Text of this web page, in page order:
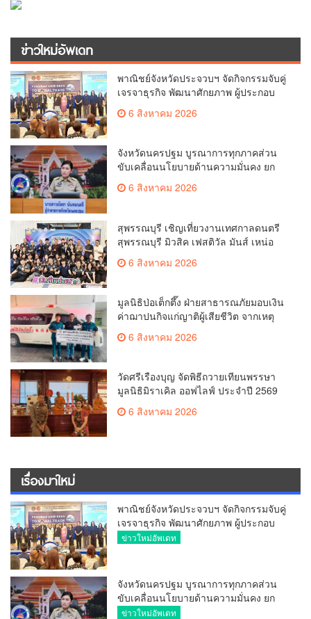
ข่าวใหม่อัพเดท
พาณิชย์จังหวัดประจวบฯ จัดกิจกรรมจับคู่
เจรจาธุรกิจ พัฒนาศักยภาพ ผู้ประกอบ
การ ขยายช่องทางการค้า สู่การค้า
ระหว่างประเทศ
6 สิงหาคม 2026
จังหวัดนครปฐม บูรณาการทุกภาคส่วน
ขับเคลื่อนนโยบายด้านความมั่นคง ยก
ระดับการป้องกันอาชญากรรมทาง
เทคโนโลยี
6 สิงหาคม 2026
สุพรรณบุรี เชิญเที่ยวงานเทศกาลดนตรี
สุพรรณบุรี มิวสิค เฟสติวัล มันส์ เหน่อ
6 สิงหาคม 2026
มูลนิธิป่อเต็กตึ๊ง ฝ่ายสาธารณภัยมอบเงิน
ค่าฌาปนกิจแก่ญาติผู้เสียชีวิต จากเหตุ
20,000 บาท
6 สิงหาคม 2026
วัดศรีเรืองบุญ จัดพิธีถวายเทียนพรรษา
มูลนิธิมิราเคิล ออฟไลฟ์ ประจำปี 2569
พล.ต.ต.ศิริวัฒน์ ดีพอ ให้เกียรติเป็น
ประธาน
6 สิงหาคม 2026
เรื่องมาใหม่
พาณิชย์จังหวัดประจวบฯ จัดกิจกรรมจับคู่
เจรจาธุรกิจ พัฒนาศักยภาพ ผู้ประกอบ
การ ขยายช่องทางการค้า สู่การค้า
ข่าวใหม่อัพเดท
จังหวัดนครปฐม บูรณาการทุกภาคส่วน
ขับเคลื่อนนโยบายด้านความมั่นคง ยก
ระดับการป้องกันอาชญากรรมทาง
ข่าวใหม่อัพเดท